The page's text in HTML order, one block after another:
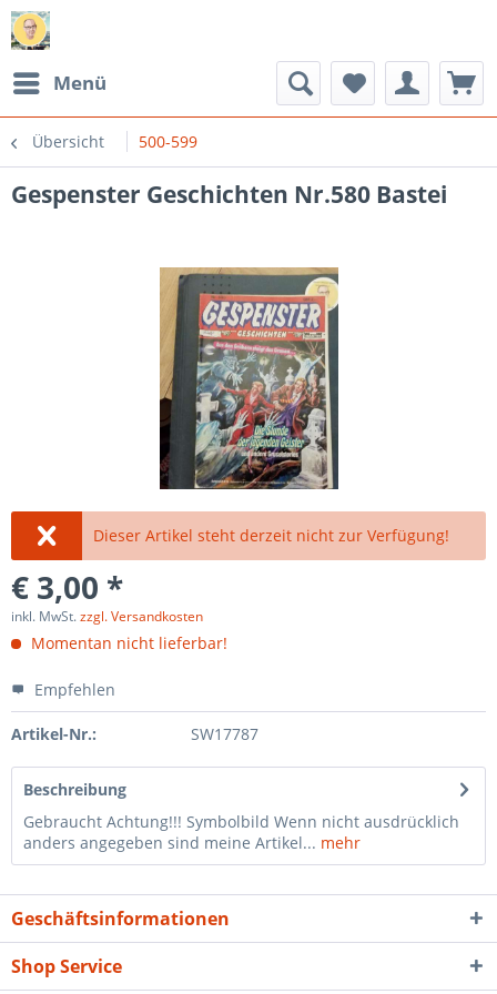
Menü
Übersicht 500-599
Gespenster Geschichten Nr.580 Bastei
Dieser Artikel steht derzeit nicht zur Verfügung!
€ 3,00 *
inkl. MwSt.zzgl. Versandkosten
Momentan nicht lieferbar!
Empfehlen
Artikel-Nr.: SW17787
Beschreibung
Gebraucht Achtung!!! Symbolbild Wenn nicht ausdrücklich
anders angegeben sind meine Artikel... mehr
Geschäftsinformationen
Shop Service